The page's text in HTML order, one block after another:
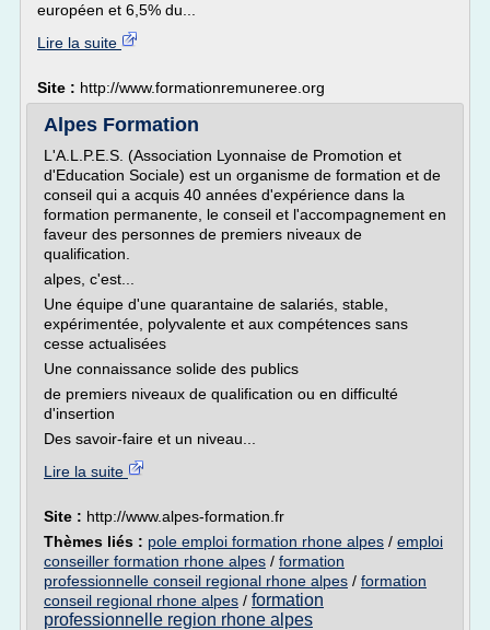
européen et 6,5% du...
Lire la suite
Site : http://www.formationremuneree.org
Alpes Formation
L'A.L.P.E.S. (Association Lyonnaise de Promotion et
d'Education Sociale) est un organisme de formation et de
conseil qui a acquis 40 années d'expérience dans la
formation permanente, le conseil et l'accompagnement en
faveur des personnes de premiers niveaux de
qualification.
alpes, c'est...
Une équipe d'une quarantaine de salariés, stable,
expérimentée, polyvalente et aux compétences sans
cesse actualisées
Une connaissance solide des publics
de premiers niveaux de qualification ou en difficulté
d'insertion
Des savoir-faire et un niveau...
Lire la suite
Site : http://www.alpes-formation.fr
Thèmes liés : pole emploi formation rhone alpes / emploi
conseiller formation rhone alpes / formation
professionnelle conseil regional rhone alpes / formation
conseil regional rhone alpes / formation
professionnelle region rhone alpes